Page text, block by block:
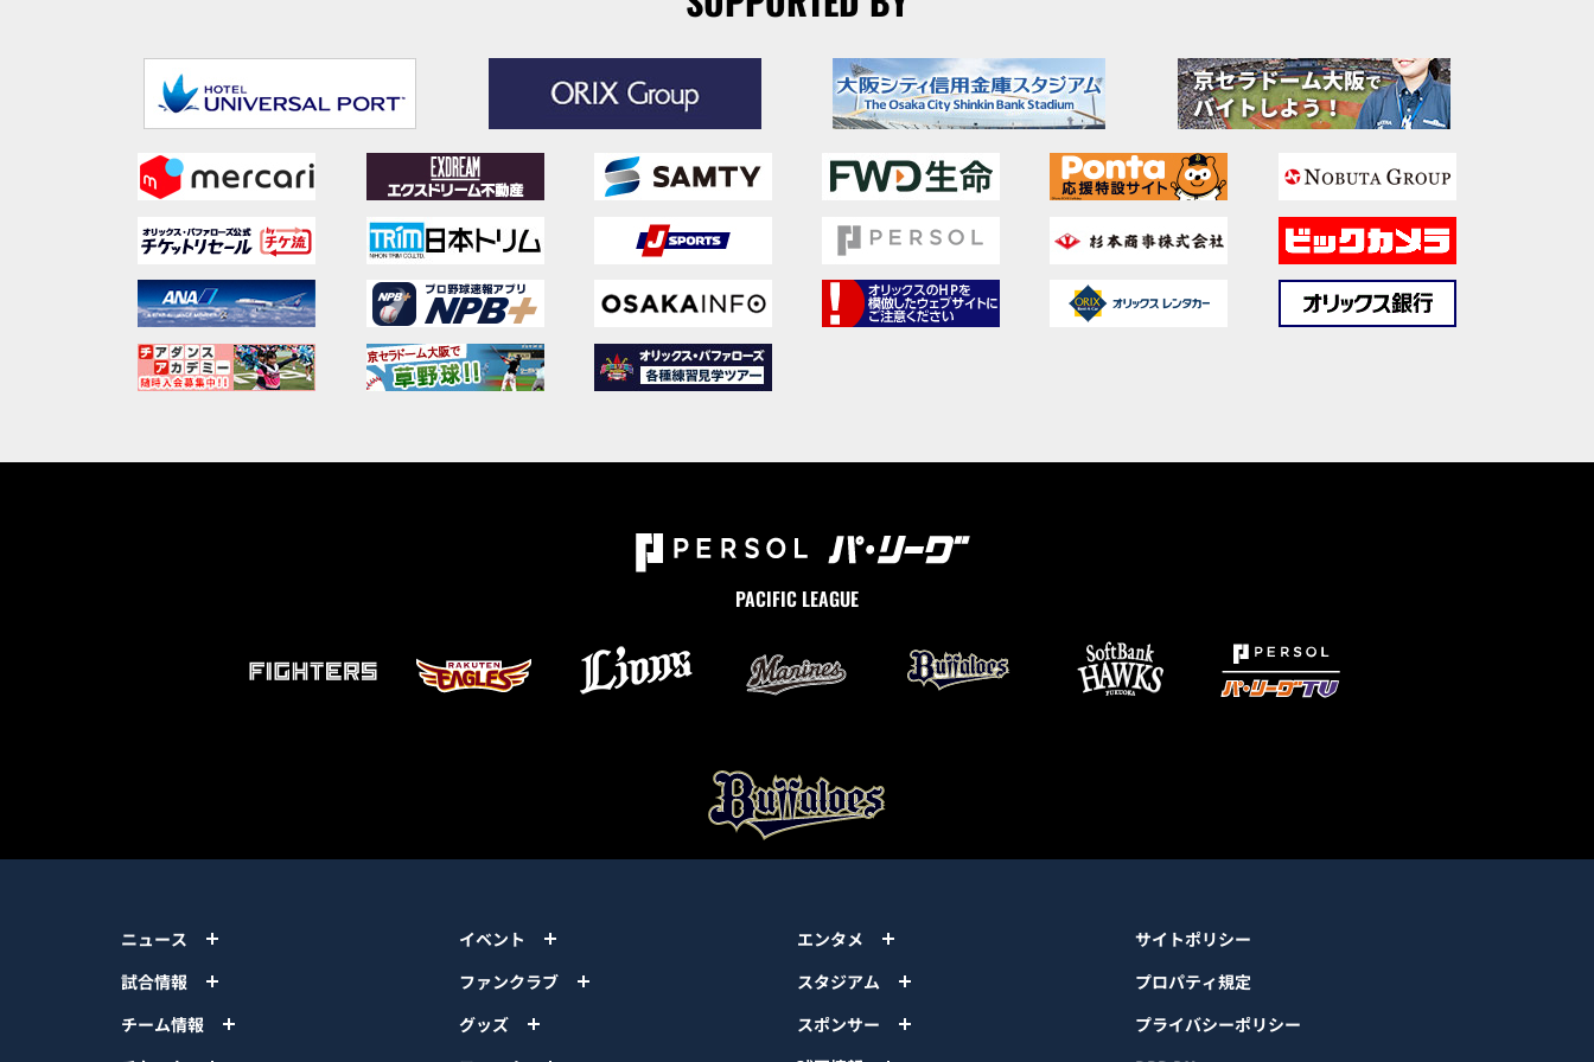
PACIFIC LEAGUE
ニュース
試合情報
チーム情報
イベント
ファンクラブ
グッズ
エンタメ
スタジアム
スポンサー
サイトポリシー
プロパティ規定
プライバシーポリシー